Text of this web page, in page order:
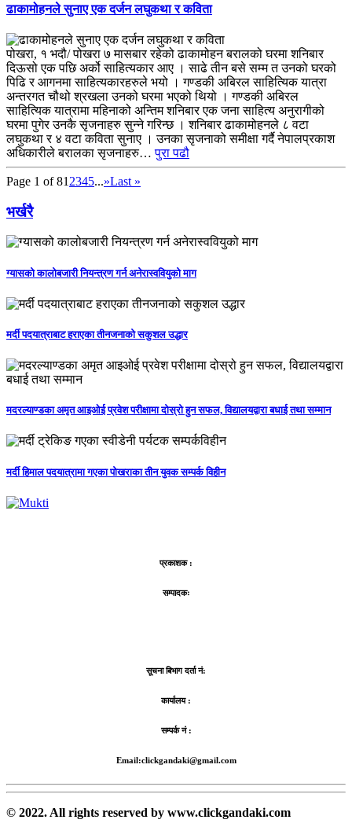
ढाकामोहनले सुनाए एक दर्जन लघुकथा र कविता
पोखरा, १ भदौ/ पोखरा ७ मासबार रहेको ढाकामोहन बरालको घरमा शनिबार
दिऊसो एक पछि अर्को साहित्यकार आए । साढे तीन बसे सम्म त उनको घरको
पिढि र आगनमा साहित्यकारहरुले भयो । गण्डकी अबिरल साहित्यिक यात्रा
अन्तरगत चौथो श्रखला उनको घरमा भएको थियो । गण्डकी अबिरल
साहित्यिक यात्रामा महिनाको अन्तिम शनिबार एक जना साहित्य अनुरागीको
घरमा पुगेर उनकै सृजनाहरु सुन्ने गरिन्छ । शनिबार ढाकामोहनले ८ वटा
लघुकथा र ४ वटा कविता सुनाए । उनका सृजनाको समीक्षा गर्दै नेपालप्रकाश
अधिकारीले बरालका सृजनाहरु…पुरा पढौ
Page 1 of 81 2345...»Last »
भर्खरै
ग्यासको कालोबजारी नियन्त्रण गर्न अनेरास्ववियुको माग
मर्दी पदयात्राबाट हराएका तीनजनाको सकुशल उद्धार
मदरल्याण्डका अमृत आइओई प्रवेश परीक्षामा दोस्रो हुन सफल, विद्यालयद्वारा बधाई तथा सम्मान
मर्दी हिमाल पदयात्रामा गएका पोखराका तीन युवक सम्पर्क विहीन
प्रकाशक :
सम्पादकः
सूचना बिभाग दर्ता नं:
कार्यालय :
सम्पर्क नं :
Email:clickgandaki@gmail.com
© 2022. All rights reserved by www.clickgandaki.com